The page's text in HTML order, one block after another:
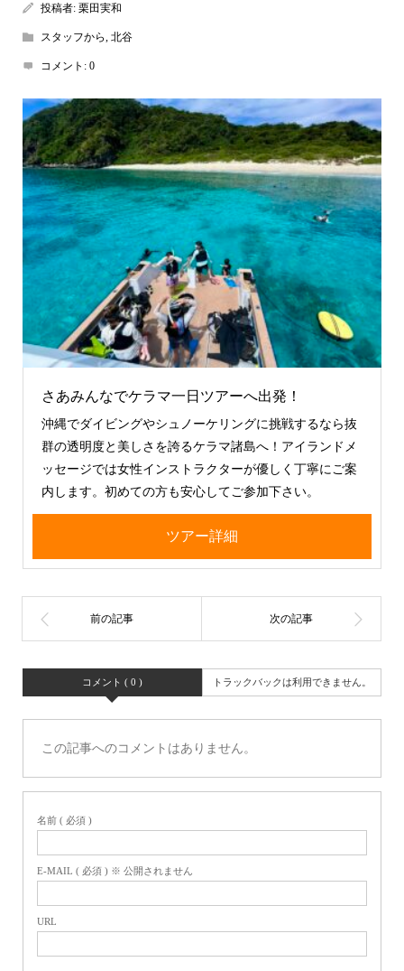
投稿者: 栗田実和
スタッフから 北谷
コメント: 0
さあみんなでケラマ一日ツアーへ出発！
沖縄でダイビングやシュノーケリングに挑戦するなら抜
群の透明度と美しさを誇るケラマ諸島へ！アイランドメ
ッセージでは女性インストラクターが優しく丁寧にご案
内します。初めての方も安心してご参加下さい。
ツアー詳細
コメント ( 0 ) トラックバックは利用できません。
この記事へのコメントはありません。
名前 ( 必須 )
E-MAIL ( 必須 ) ※ 公開されません
URL